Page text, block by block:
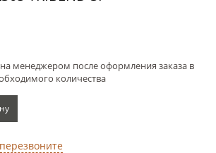
менеджером после оформления заказа в
количества